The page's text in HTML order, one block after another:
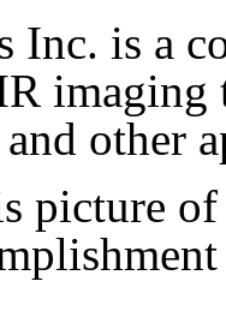
Inc. is a
other
picture of